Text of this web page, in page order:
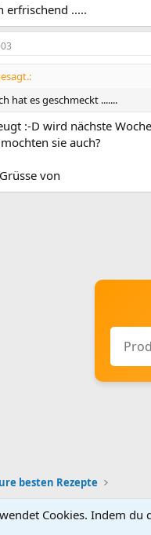
erfrischend .....
hat es geschmeckt .......
:-D wird nächste
sie auch?
von
besten Rezepte
Cookies. Indem